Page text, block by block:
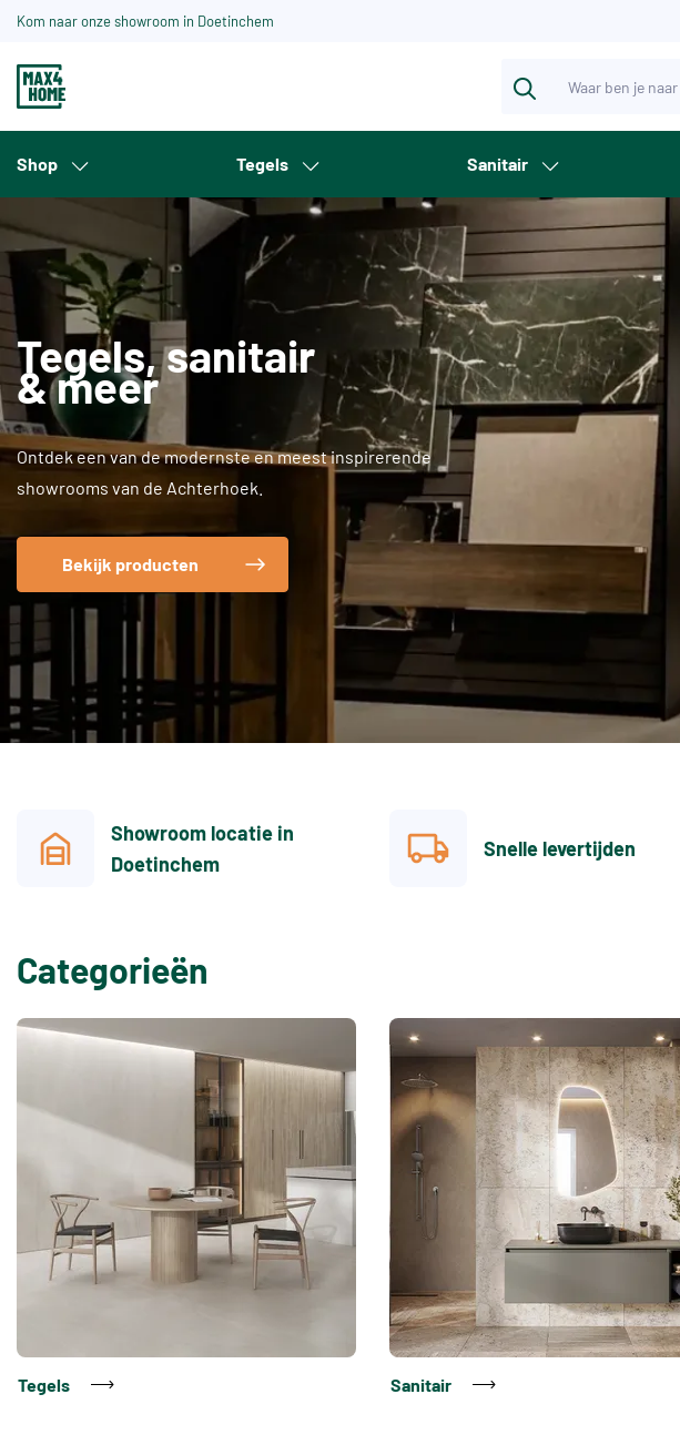
Kom naar onze showroom in Doetinchem
Shop Tegels Sanitair
Tegels, sanitair
& meer
Ontdek een van de modernste en meest inspirerende
showrooms van de Achterhoek.
Bekijk producten
Showroom locatie in
Doetinchem
Snelle levertijden
Categorieën
Tegels Sanitair